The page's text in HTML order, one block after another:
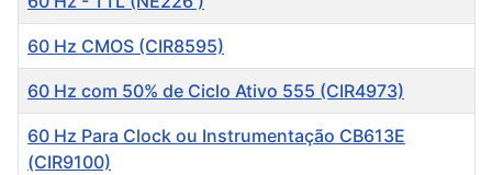
60 Hz CMOS (CIR8595)
60 Hz com 50% de Ciclo Ativo 555 (CIR4973)
60 Hz Para Clock ou Instrumentação CB613E
(CIR9100)